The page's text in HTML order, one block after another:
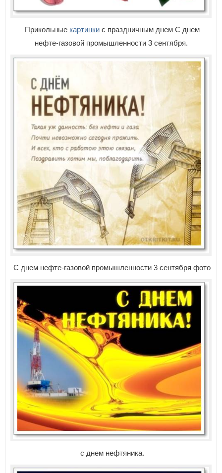
Прикольные картинкис праздничным днем С днем
нефте-газовой промышленности 3 сентября.
С днем нефте-газовой промышленности 3 сентября фото
с днем нефтяника.